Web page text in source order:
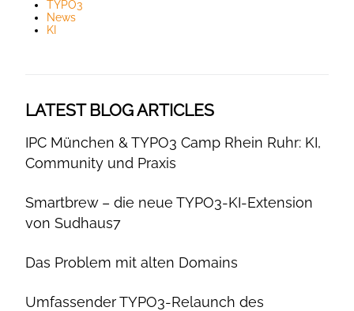
TYPO3
News
KI
LATEST BLOG ARTICLES
IPC München & TYPO3 Camp Rhein Ruhr: KI,
Community und Praxis
Smartbrew – die neue TYPO3-KI-Extension
von Sudhaus7
Das Problem mit alten Domains
Umfassender TYPO3-Relaunch des